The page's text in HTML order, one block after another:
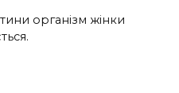
організм жінки